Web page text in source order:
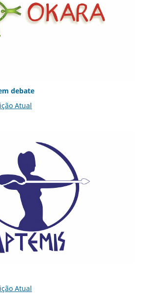
debate
Atual
Atual